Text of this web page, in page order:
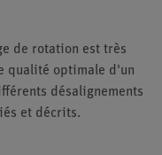
de rotation est très
qualité optimale d'un
désalignements
et décrits.